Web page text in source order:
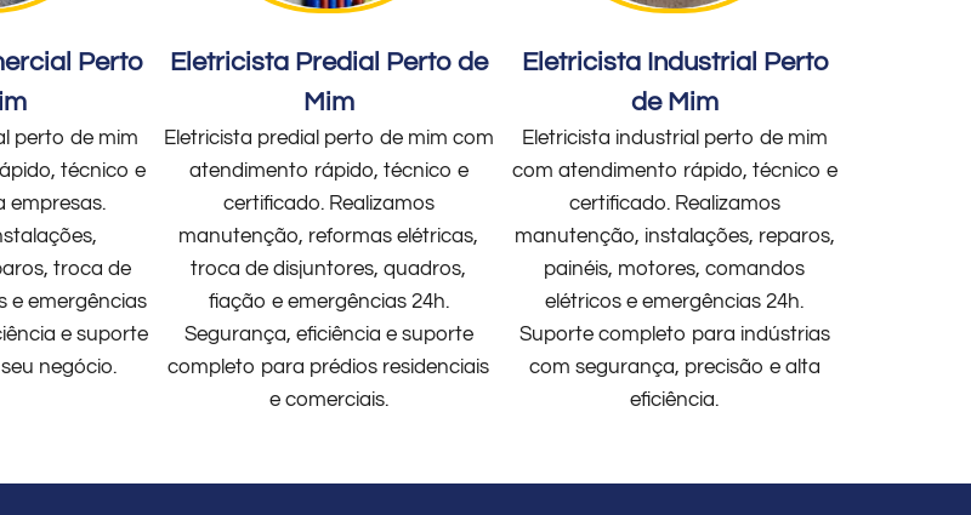
Perto
perto de mim
técnico e
empresas.
troca de
e emergências
e suporte
negócio.
Eletricista Predial Perto de
Mim
Eletricista predial perto de mim com
atendimento rápido, técnico e
certificado. Realizamos
manutenção, reformas elétricas,
troca de disjuntores, quadros,
fiação e emergências 24h.
Segurança, eficiência e suporte
completo para prédios residenciais
e comerciais.
Eletricista Industrial Perto
de Mim
Eletricista industrial perto de mim
com atendimento rápido, técnico e
certificado. Realizamos
manutenção, instalações, reparos,
painéis, motores, comandos
elétricos e emergências 24h.
Suporte completo para indústrias
com segurança, precisão e alta
eficiência.